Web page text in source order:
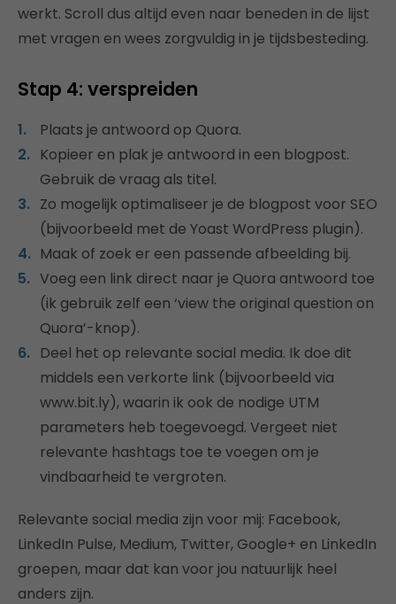
werkt. Scroll dus altijd even naar beneden in de lijst
met vragen en wees zorgvuldig in je tijdsbesteding.
Stap 4: verspreiden
Plaats je antwoord op Quora.
Kopieer en plak je antwoord in een blogpost.
Gebruik de vraag als titel.
Zo mogelijk optimaliseer je de blogpost voor SEO
(bijvoorbeeld met de Yoast WordPress plugin).
Maak of zoek er een passende afbeelding bij.
Voeg een link direct naar je Quora antwoord toe
(ik gebruik zelf een ‘view the original question on
Quora’-knop).
Deel het op relevante social media. Ik doe dit
middels een verkorte link (bijvoorbeeld via
www.bit.ly), waarin ik ook de nodige UTM
parameters heb toegevoegd. Vergeet niet
relevante hashtags toe te voegen om je
vindbaarheid te vergroten.
Relevante social media zijn voor mij: Facebook,
LinkedIn Pulse, Medium, Twitter, Google+ en LinkedIn
groepen, maar dat kan voor jou natuurlijk heel
anders zijn.